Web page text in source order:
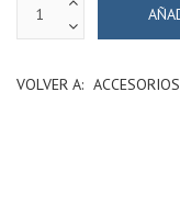
VOLVER A: ACCESORIOS